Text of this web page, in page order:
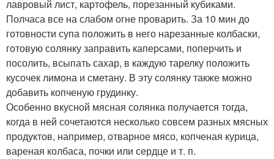
лавровый лист, картофель, порезанный кубиками.
Полчаса все на слабом огне проварить. За 10 мин до
готовности супа положить в него нарезанные колбаски,
готовую солянку заправить каперсами, поперчить и
посолить, всыпать сахар, в каждую тарелку положить
кусочек лимона и сметану. В эту солянку также можно
добавить копченую грудинку.
Особенно вкусной мясная солянка получается тогда,
когда в ней сочетаются несколько совсем разных мясных
продуктов, например, отварное мясо, копченая курица,
вареная колбаса, почки или сердце и т. п.